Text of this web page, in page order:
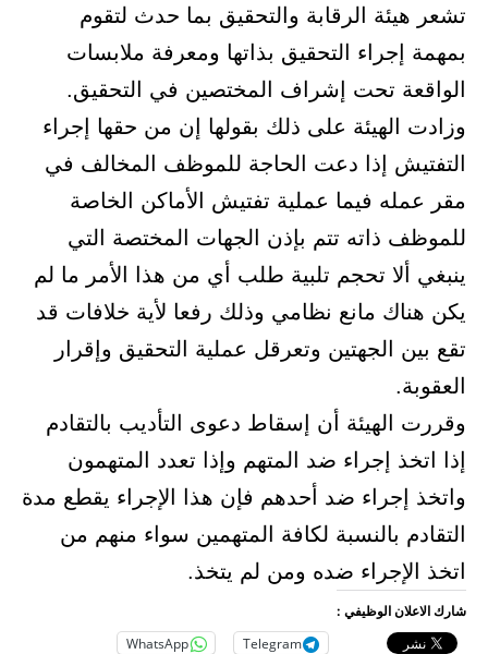
تشعر هيئة الرقابة والتحقيق بما حدث لتقوم
بمهمة إجراء التحقيق بذاتها ومعرفة ملابسات
الواقعة تحت إشراف المختصين في التحقيق.
وزادت الهيئة على ذلك بقولها إن من حقها إجراء
التفتيش إذا دعت الحاجة للموظف المخالف في
مقر عمله فيما عملية تفتيش الأماكن الخاصة
للموظف ذاته تتم بإذن الجهات المختصة التي
ينبغي ألا تحجم تلبية طلب أي من هذا الأمر ما لم
يكن هناك مانع نظامي وذلك رفعا لأية خلافات قد
تقع بين الجهتين وتعرقل عملية التحقيق وإقرار
العقوبة.
وقررت الهيئة أن إسقاط دعوى التأديب بالتقادم
إذا اتخذ إجراء ضد المتهم وإذا تعدد المتهمون
واتخذ إجراء ضد أحدهم فإن هذا الإجراء يقطع مدة
التقادم بالنسبة لكافة المتهمين سواء منهم من
اتخذ الإجراء ضده ومن لم يتخذ.
شارك الاعلان الوظيفي :
Telegram
WhatsApp